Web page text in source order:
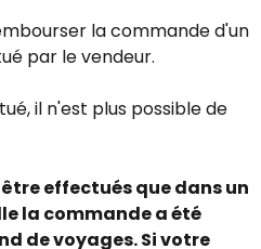
la commande d'un
par le vendeur.
il n'est plus possible de
effectués que dans un
la commande a été
de voyages. Si votre